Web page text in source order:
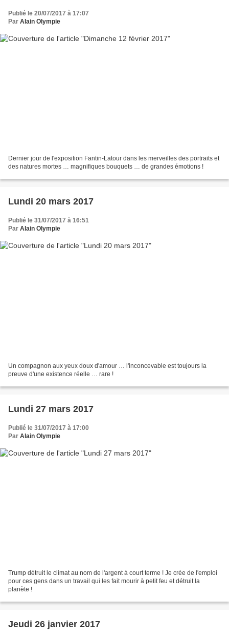
Publié le 20/07/2017 à 17:07
Par Alain Olympie
Dernier jour de l'exposition Fantin-Latour dans les merveilles des portraits et
des natures mortes … magnifiques bouquets … de grandes émotions !
Lundi 20 mars 2017
Publié le 31/07/2017 à 16:51
Par Alain Olympie
Un compagnon aux yeux doux d'amour … l'inconcevable est toujours la
preuve d'une existence réelle … rare !
Lundi 27 mars 2017
Publié le 31/07/2017 à 17:00
Par Alain Olympie
Trump détruit le climat au nom de l'argent à court terme ! Je crée de l'emploi
pour ces gens dans un travail qui les fait mourir à petit feu et détruit la
planète !
Jeudi 26 janvier 2017